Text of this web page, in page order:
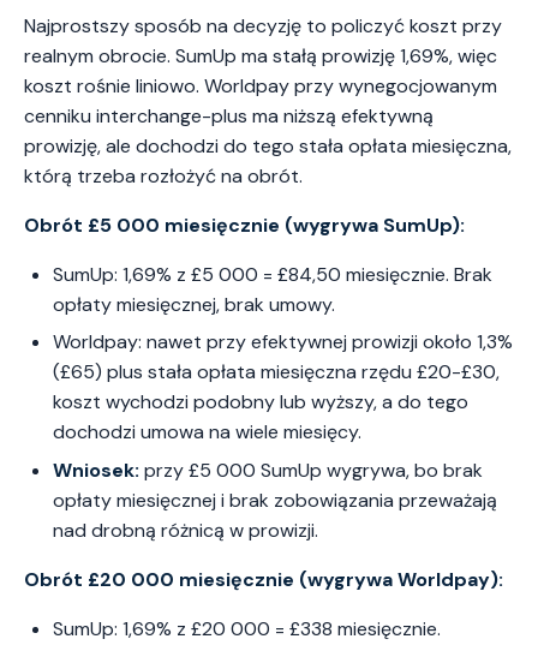
Najprostszy sposób na decyzję to policzyć koszt przy
realnym obrocie. SumUp ma stałą prowizję 1,69%, więc
koszt rośnie liniowo. Worldpay przy wynegocjowanym
cenniku interchange-plus ma niższą efektywną
prowizję, ale dochodzi do tego stała opłata miesięczna,
którą trzeba rozłożyć na obrót.
Obrót £5 000 miesięcznie (wygrywa SumUp):
SumUp: 1,69% z £5 000 = £84,50 miesięcznie. Brak
opłaty miesięcznej, brak umowy.
Worldpay: nawet przy efektywnej prowizji około 1,3%
(£65) plus stała opłata miesięczna rzędu £20-£30,
koszt wychodzi podobny lub wyższy, a do tego
dochodzi umowa na wiele miesięcy.
Wniosek: przy £5 000 SumUp wygrywa, bo brak
opłaty miesięcznej i brak zobowiązania przeważają
nad drobną różnicą w prowizji.
Obrót £20 000 miesięcznie (wygrywa Worldpay):
SumUp: 1,69% z £20 000 = £338 miesięcznie.